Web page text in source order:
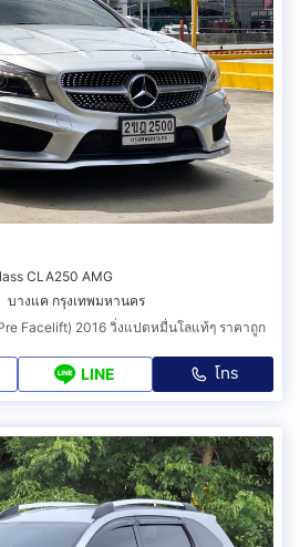
CLA250 AMG
บางแค กรุงเทพมหานคร
Facelift) 2016 วิ่งแปดหมื่นโลแท้ๆ ราคาถูก
LINE โทร